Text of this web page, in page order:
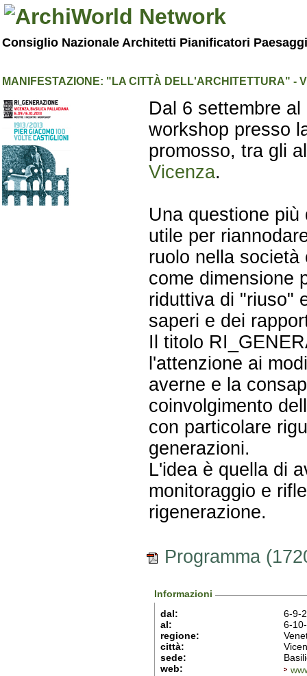
Consiglio Nazionale Architetti Pianificatori
MANIFESTAZIONE: "LA CITTÀ DELL'ARCHITETTURA" -
Dal 6 settembre
workshop presso
promosso, tra gli
Vicenza.
Una questione
utile per
ruolo nella
come dimensione
riduttiva di "riuso"
saperi e dei
Il titolo
l'attenzione ai
averne e la
coinvolgimento
con particolare
generazioni.
L'idea è quella di
monitoraggio e
rigenerazione.
Programma
Informazioni
dal:
6-9-
al:
6-
regione:
città:
sede:
web: